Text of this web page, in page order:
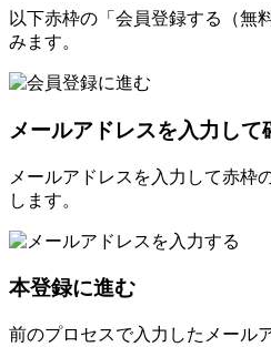
以下赤枠の「会員登録する（無
みます。
メールアドレスを入力し
メールアドレスを入力して赤枠
します。
本登録に進む
前のプロセスで入力したメール